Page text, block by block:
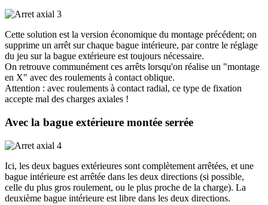
Cette solution est la version économique du montage précédent; on
supprime un arrêt sur chaque bague intérieure, par contre le réglage
du jeu sur la bague extérieure est toujours nécessaire.
On retrouve communément ces arrêts lorsqu'on réalise un "montage
en X" avec des roulements à contact oblique.
Attention : avec roulements à contact radial, ce type de fixation
accepte mal des charges axiales !
Avec la bague extérieure montée serrée
Ici, les deux bagues extérieures sont complètement arrêtées, et une
bague intérieure est arrêtée dans les deux directions (si possible,
celle du plus gros roulement, ou le plus proche de la charge). La
deuxième bague intérieure est libre dans les deux directions.